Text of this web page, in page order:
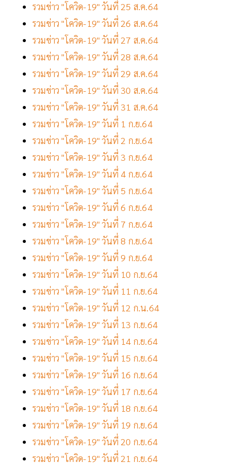
รวมข่าว "โควิด-19" วันที่ 25 ส.ค.64
รวมข่าว "โควิด-19" วันที่ 26 ส.ค.64
รวมข่าว "โควิด-19" วันที่ 27 ส.ค.64
รวมข่าว "โควิด-19" วันที่ 28 ส.ค.64
รวมข่าว "โควิด-19" วันที่ 29 ส.ค.64
รวมข่าว "โควิด-19" วันที่ 30 ส.ค.64
รวมข่าว "โควิด-19" วันที่ 31 ส.ค.64
รวมข่าว "โควิด-19" วันที่ 1 ก.ย.64
รวมข่าว "โควิด-19" วันที่ 2 ก.ย.64
รวมข่าว "โควิด-19" วันที่ 3 ก.ย.64
รวมข่าว "โควิด-19" วันที่ 4 ก.ย.64
รวมข่าว "โควิด-19" วันที่ 5 ก.ย.64
รวมข่าว "โควิด-19" วันที่ 6 ก.ย.64
รวมข่าว "โควิด-19" วันที่ 7 ก.ย.64
รวมข่าว "โควิด-19" วันที่ 8 ก.ย.64
รวมข่าว "โควิด-19" วันที่ 9 ก.ย.64
รวมข่าว "โควิด-19" วันที่ 10 ก.ย.64
รวมข่าว "โควิด-19" วันที่ 11 ก.ย.64
รวมข่าว "โควิด-19" วันที่ 12 ก.น.64
รวมข่าว "โควิด-19" วันที่ 13 ก.ย.64
รวมข่าว "โควิด-19" วันที่ 14 ก.ย.64
รวมข่าว "โควิด-19" วันที่ 15 ก.ย.64
รวมข่าว "โควิด-19" วันที่ 16 ก.ย.64
รวมข่าว "โควิด-19" วันที่ 17 ก.ย.64
รวมข่าว "โควิด-19" วันที่ 18 ก.ย.64
รวมข่าว "โควิด-19" วันที่ 19 ก.ย.64
รวมข่าว "โควิด-19" วันที่ 20 ก.ย.64
รวมข่าว "โควิด-19" วันที่ 21 ก.ย.64